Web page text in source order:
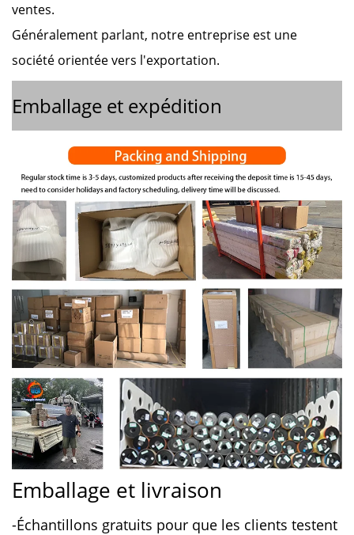
ventes.
Généralement parlant, notre entreprise est une
société orientée vers l'exportation.
Emballage et expédition
Emballage et livraison
-Échantillons gratuits pour que les clients testent